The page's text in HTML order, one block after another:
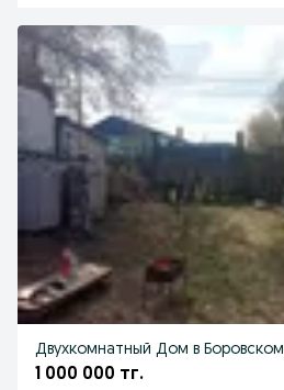
Двухкомнатный Дом в Боровском
1 000 000 тг.